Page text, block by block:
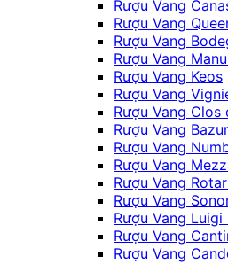
Rượu Vang
Rượu Vang
Rượu Vang
Rượu Vang
Rượu Vang Keos
Rượu Vang
Rượu Vang Clos
Rượu Vang
Rượu Vang
Rượu Vang
Rượu Vang
Rượu Vang
Rượu Vang Luigi
Rượu Vang
Rượu Vang